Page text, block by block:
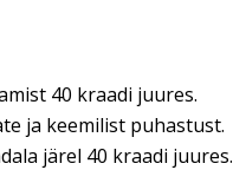
40 kraadi juures.
ja keemilist puhastust.
järel 40 kraadi juures.